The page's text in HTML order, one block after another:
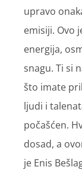
upravo
emisiji. Ovo
energija,
snagu. Ti si
što imate
ljudi i
počašćen.
dosad, a
je Enis